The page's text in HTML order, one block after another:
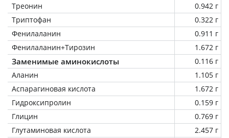
Треонин
0.942 г
Триптофан
0.322 г
Фенилаланин
0.911 г
Фенилаланин+Тирозин
1.672 г
Заменимые аминокислоты
0.116 г
Аланин
1.105 г
Аспарагиновая кислота
1.672 г
Гидроксипролин
0.159 г
Глицин
0.769 г
Глутаминовая кислота
2.457 г